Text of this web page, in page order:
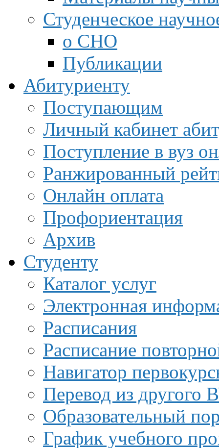
Студенческое
о СНО
Публикации
Абитуриенту
Поступающим
Личный кабинет
Поступление в вуз
Ранжированный
Онлайн оплата
Профориентация
Архив
Студенту
Каталог услуг
Электронная
Расписания
Расписание
Навигатор
Перевод из другого
Образовательный
График учебного